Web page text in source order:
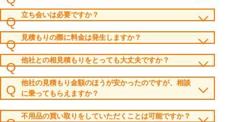
立ち会いは必要ですか？
見積もりの際に料金は発生しますか？
他社との相見積もりをとっても大丈夫ですか？
他社の見積もり金額のほうが安かったのですが、相談
に乗ってもらえますか？
不用品の買い取りをしていただくことは可能ですか？